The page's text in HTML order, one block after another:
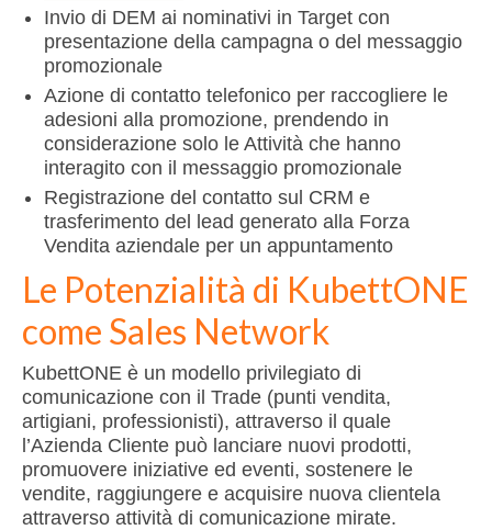
Invio di DEM ai nominativi in Target con
presentazione della campagna o del messaggio
promozionale
Azione di contatto telefonico per raccogliere le
adesioni alla promozione, prendendo in
considerazione solo le Attività che hanno
interagito con il messaggio promozionale
Registrazione del contatto sul CRM e
trasferimento del lead generato alla Forza
Vendita aziendale per un appuntamento
Le Potenzialità di KubettONE
come Sales Network
KubettONE è un modello privilegiato di
comunicazione con il Trade (punti vendita,
artigiani, professionisti), attraverso il quale
l’Azienda Cliente può lanciare nuovi prodotti,
promuovere iniziative ed eventi, sostenere le
vendite, raggiungere e acquisire nuova clientela
attraverso attività di comunicazione mirate.